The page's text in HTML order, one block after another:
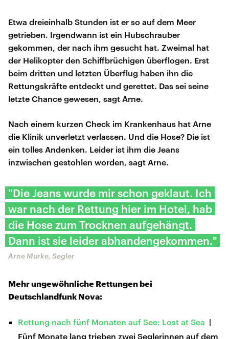
Etwa dreieinhalb Stunden ist er so auf dem Meer
getrieben. Irgendwann ist ein Hubschrauber
gekommen, der nach ihm gesucht hat. Zweimal hat
der Helikopter den Schiffbrüchigen überflogen. Erst
beim dritten und letzten Überflug haben ihn die
Rettungskräfte entdeckt und gerettet. Das sei seine
letzte Chance gewesen, sagt Arne.
Nach einem kurzen Check im Krankenhaus hat Arne
die Klinik unverletzt verlassen. Und die Hose? Die ist
ein tolles Andenken. Leider ist ihm die Jeans
inzwischen gestohlen worden, sagt Arne.
"Die Jeans wurde mir schon geklaut. Ich
war nach der Rettung hier im Hotel, hab
die Hose zum Trocknen aufgehängt.
Dann ist sie leider abhandengekommen."
Arne Murke, Segler
Mehr ungewöhnliche Rettungen bei
Deutschlandfunk Nova:
Rettung nach fünf Monaten auf See: Lost at Sea |
Fünf Monate lang trieben zwei Seglerinnen auf dem